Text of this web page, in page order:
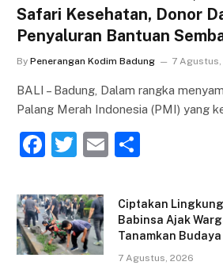
Safari Kesehatan, Donor
Penyaluran Bantuan
By Penerangan Kodim Badung 7
BALI – Badung, Dalam rangka
Palang Merah Indonesia (PMI) yang
F
c
e
b
T
itt
er
E
ai ar
e
Ciptakan
Babinsa Ajak
Tanamkan
7 Agustus, 2026